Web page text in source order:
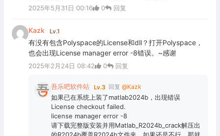
2025年5月31日 00:16 0 回复
Kazk Lv.1
有没有包含Polyspace的License和dll？打开Polyspace，
也会出现License manager error -8错误。~感谢
2025年2月24日 08:42 0 回复
吾乐吧软件站 Lv.3 回复 @Kazk
如果已在系统上装了matlab2024b，出现错误
License checkout failed.
license manager error -8
请下载完整版安装并用Matlab_R2024b_crack解压出